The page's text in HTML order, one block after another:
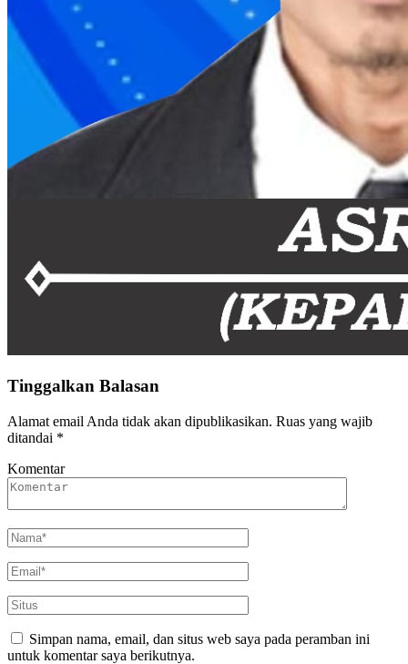
Tinggalkan Balasan
Alamat email Anda tidak akan dipublikasikan. Ruas yang wajib
ditandai *
Komentar
Simpan nama, email, dan situs web saya pada peramban ini
untuk komentar saya berikutnya.